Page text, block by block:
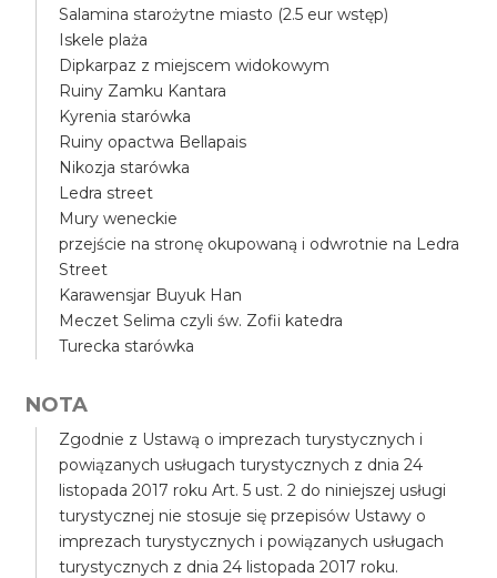
Salamina starożytne miasto (2.5 eur wstęp)
Iskele plaża
Dipkarpaz z miejscem widokowym
Ruiny Zamku Kantara
Kyrenia starówka
Ruiny opactwa Bellapais
Nikozja starówka
Ledra street
Mury weneckie
przejście na stronę okupowaną i odwrotnie na Ledra
Street
Karawensjar Buyuk Han
Meczet Selima czyli św. Zofii katedra
Turecka starówka
NOTA
Zgodnie z Ustawą o imprezach turystycznych i
powiązanych usługach turystycznych z dnia 24
listopada 2017 roku Art. 5 ust. 2 do niniejszej usługi
turystycznej nie stosuje się przepisów Ustawy o
imprezach turystycznych i powiązanych usługach
turystycznych z dnia 24 listopada 2017 roku.